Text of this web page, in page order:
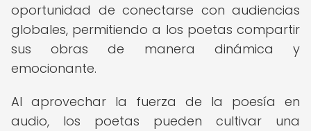
oportunidad de conectarse con audiencias
globales, permitiendo a los poetas compartir
sus obras de manera dinámica y
emocionante.
Al aprovechar la fuerza de la poesía en
audio, los poetas pueden cultivar una